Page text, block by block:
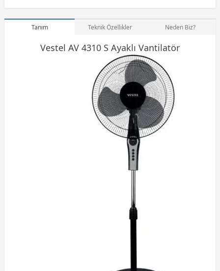
Tanım Teknik Özellikler Neden Biz?
Vestel AV 4310 S Ayaklı Vantilatör